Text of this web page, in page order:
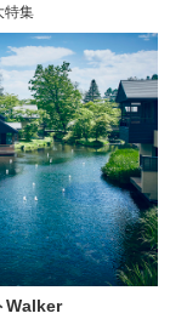
特集
Walker